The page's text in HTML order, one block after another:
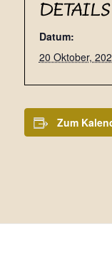
DETAILS
Datum:
20 Oktober,
Zum